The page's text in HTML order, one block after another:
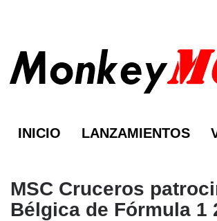
INICIO LANZAMIENTOS
MSC Cruceros
Bélgica de Fórmula 1